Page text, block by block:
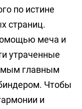
по истине
страниц.
меча и
утраченные
главным
Чтобы
и